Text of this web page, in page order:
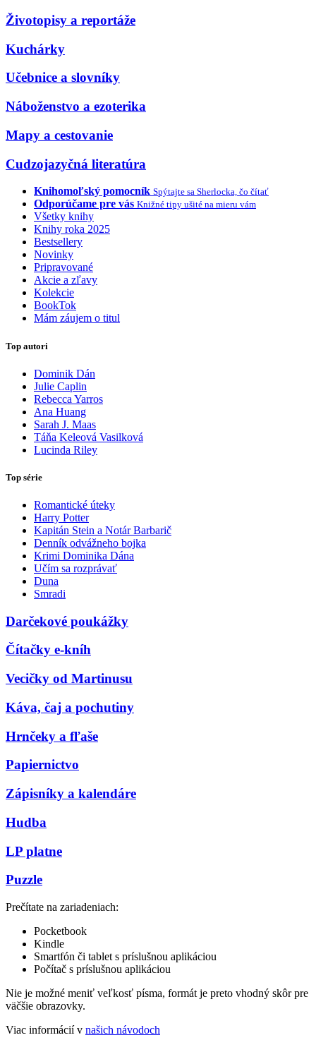
Životopisy a reportáže
Kuchárky
Učebnice a slovníky
Náboženstvo a ezoterika
Mapy a cestovanie
Cudzojazyčná literatúra
Knihomoľský pomocník Spýtajte sa Sherlocka, čo čítať
Odporúčame pre vás Knižné tipy ušité na mieru vám
Všetky knihy
Knihy roka 2025
Bestsellery
Novinky
Pripravované
Akcie a zľavy
Kolekcie
BookTok
Mám záujem o titul
Top autori
Dominik Dán
Julie Caplin
Rebecca Yarros
Ana Huang
Sarah J. Maas
Táňa Keleová Vasilková
Lucinda Riley
Top série
Romantické úteky
Harry Potter
Kapitán Stein a Notár Barbarič
Denník odvážneho bojka
Krimi Dominika Dána
Učím sa rozprávať
Duna
Smradi
Darčekové poukážky
Čítačky e-kníh
Vecičky od Martinusu
Káva, čaj a pochutiny
Hrnčeky a fľaše
Papiernictvo
Zápisníky a kalendáre
Hudba
LP platne
Puzzle
Prečítate na zariadeniach:
Pocketbook
Kindle
Smartfón či tablet s príslušnou aplikáciou
Počítač s príslušnou aplikáciou
Nie je možné meniť veľkosť písma, formát je preto vhodný skôr pre
väčšie obrazovky.
Viac informácií v našich návodoch